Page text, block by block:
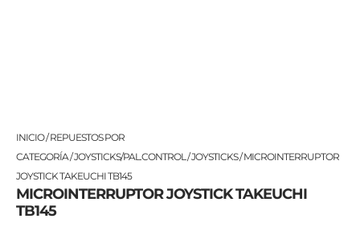
INICIO/REPUESTOS POR
CATEGORÍA/JOYSTICKS/PAL.CONTROL/JOYSTICKS/ MICROINTERRUPTOR
JOYSTICK TAKEUCHI TB145
MICROINTERRUPTOR JOYSTICK TAKEUCHI
TB145
MICROINTERRUPTOR
JOYSTICK
TAKEUCHI
TB145
cantidad